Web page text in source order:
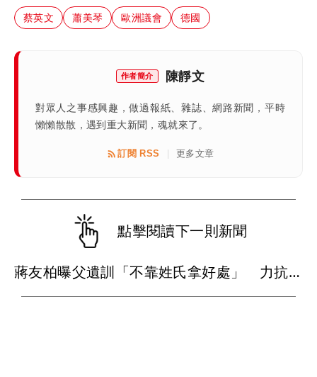
蔡英文 蕭美琴 歐洲議會 德國
作者簡介 陳靜文
對眾人之事感興趣，做過報紙、雜誌、網路新聞，平時
懶懶散散，遇到重大新聞，魂就來了。
訂閱 RSS 更多文章
點擊閱讀下一則新聞
蔣友柏曝父遺訓「不靠姓氏拿好處」 力抗家族活不過50歲魔咒